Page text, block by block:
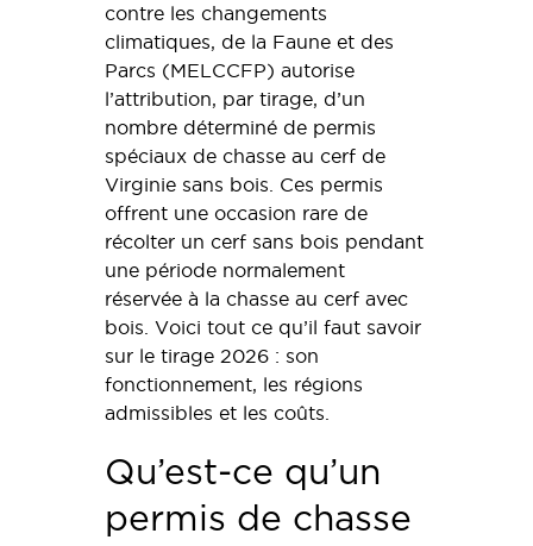
contre les changements
climatiques, de la Faune et des
Parcs (MELCCFP) autorise
l’attribution, par tirage, d’un
nombre déterminé de permis
spéciaux de chasse au cerf de
Virginie sans bois. Ces permis
offrent une occasion rare de
récolter un cerf sans bois pendant
une période normalement
réservée à la chasse au cerf avec
bois. Voici tout ce qu’il faut savoir
sur le tirage 2026 : son
fonctionnement, les régions
admissibles et les coûts.
Qu’est-ce qu’un
permis de chasse